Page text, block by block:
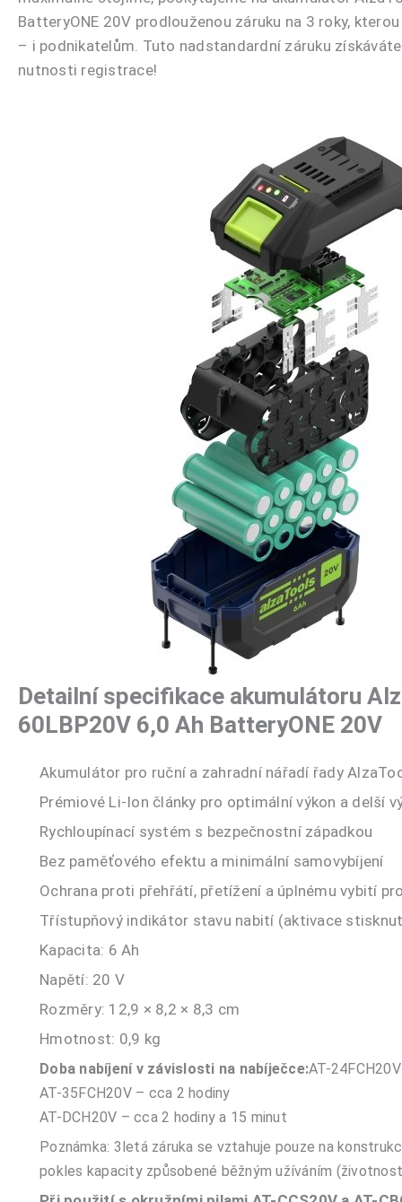
BatteryONE 20V prodlouženou záruku na 3 roky,
– i podnikatelům. Tuto nadstandardní záruku
nutnosti registrace!
Detailní specifikace akumulátoru
60LBP20V 6,0 Ah BatteryONE 20V
Akumulátor pro ruční a zahradní nářadí řady
Prémiové Li-Ion články pro optimální výkon a delší
Rychloupínací systém s bezpečnostní západkou
Bez paměťového efektu a minimální samovybíjení
Ochrana proti přehřátí, přetížení a úplnému vybití
Třístupňový indikátor stavu nabití (aktivace
Kapacita: 6 Ah
Napětí: 20 V
Rozměry: 12,9 × 8,2 × 8,3 cm
Hmotnost: 0,9 kg
Doba nabíjení v závislosti na nabíječce:AT-
AT-35FCH20V – cca 2 hodiny
AT-DCH20V – cca 2 hodiny a 15 minut
Poznámka: 3letá záruka se vztahuje pouze na
pokles kapacity způsobené běžným užíváním